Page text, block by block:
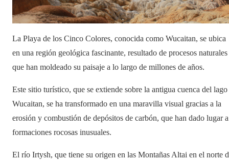
La Playa de los Cinco Colores, conocida como Wucaitan, se ubica
en una región geológica fascinante, resultado de procesos naturales
que han moldeado su paisaje a lo largo de millones de años.
Este sitio turístico, que se extiende sobre la antigua cuenca del lago
Wucaitan, se ha transformado en una maravilla visual gracias a la
erosión y combustión de depósitos de carbón, que han dado lugar a
formaciones rocosas inusuales.
El río Irtysh, que tiene su origen en las Montañas Altai en el norte